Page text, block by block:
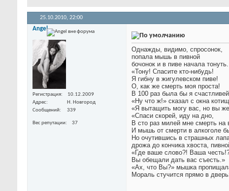
25.10.2010, 22:00
Angel
Регистрация
10.12.2009
Адрес
Н. Новгород
Сообщений
339
Вес репутации 37
Однажды, видимо, спросонок,
попала мышь в пивной
бочонок и в пиве начала тонуть.
«Тону! Спасите кто-нибудь!
Я гибну в жигулевском пиве!
О, как же смерть моя проста!
В 100 раз была бы я
«Ну что ж!» сказал с окна
«Я вытащить могу вас, но вы
«Спаси скорей, иду на дно,
В сто раз милей мне смерть на
И мышь от смерти в алкоголе
Но очутившись в страшных
дрожа до кончика хвоста,
«Где ваше слово?! Ваша
Вы обещали дать вас съесть.»
«Ах, что Вы?» мышка
Мораль стучится прямо в